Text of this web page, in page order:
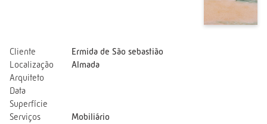
Cliente
Ermida de São sebastião
Localização
Almada
Arquiteto
Data
Superfície
Serviços
Mobiliário